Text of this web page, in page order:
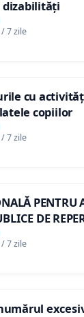
dizabilități
7 zile
cu
copiilor
7 zile
PENTRU
DE
7 zile